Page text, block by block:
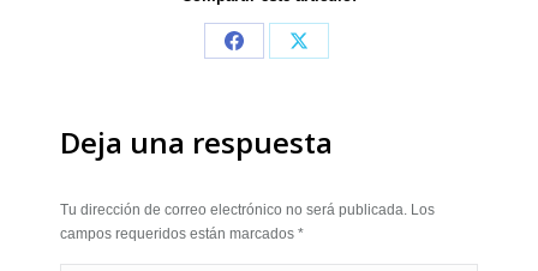
Share
Share
Deja una respuesta
Tu dirección de correo electrónico no será publicada. Los
campos requeridos están marcados *